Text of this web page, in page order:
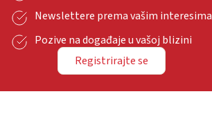
Newslettere prema vašim interesima
Pozive na događaje u vašoj blizini
Registrirajte se